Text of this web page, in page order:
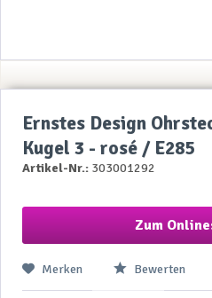
Ernstes Design
Kugel 3 - rosé / E285
Artikel-Nr.: 303001292
Zum
Merken Bewerten